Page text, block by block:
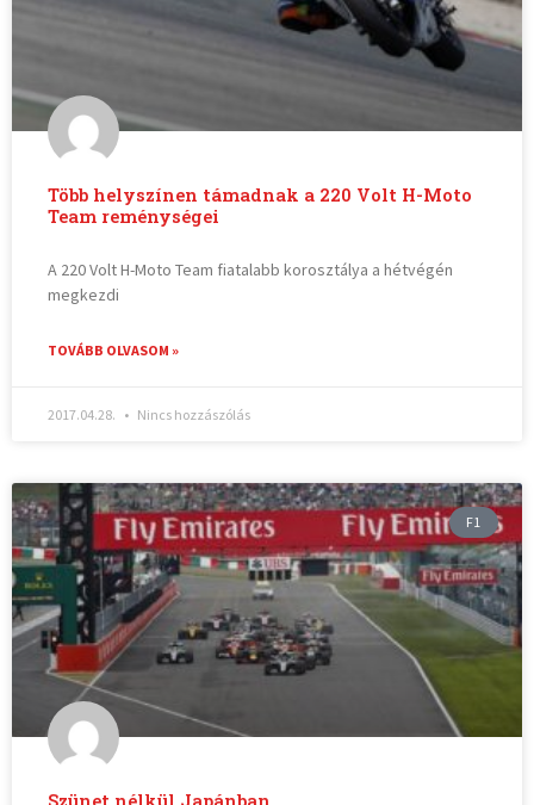
Több helyszínen támadnak a 220 Volt H-Moto
Team reménységei
A 220 Volt H-Moto Team fiatalabb korosztálya a hétvégén
megkezdi
TOVÁBB OLVASOM »
2017.04.28. Nincs hozzászólás
F1